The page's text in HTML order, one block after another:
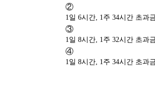
②
1일 6시간, 1주 34시간 초과
③
1일 8시간, 1주 32시간 초과
④
1일 8시간, 1주 34시간 초과